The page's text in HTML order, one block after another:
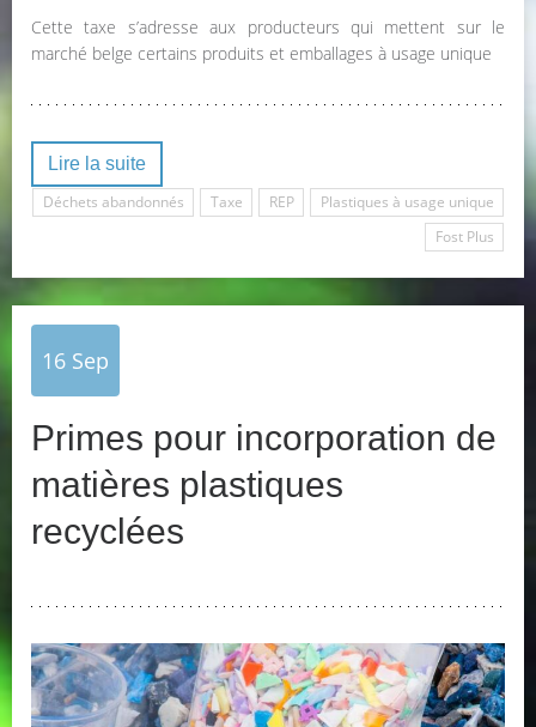
Cette taxe s’adresse aux producteurs qui mettent sur le
marché belge certains produits et emballages à usage unique
Lire la suite
Déchets abandonnés
Taxe REP
Plastiques à usage unique
Fost Plus
16 Sep
Primes pour incorporation de
matières plastiques
recyclées